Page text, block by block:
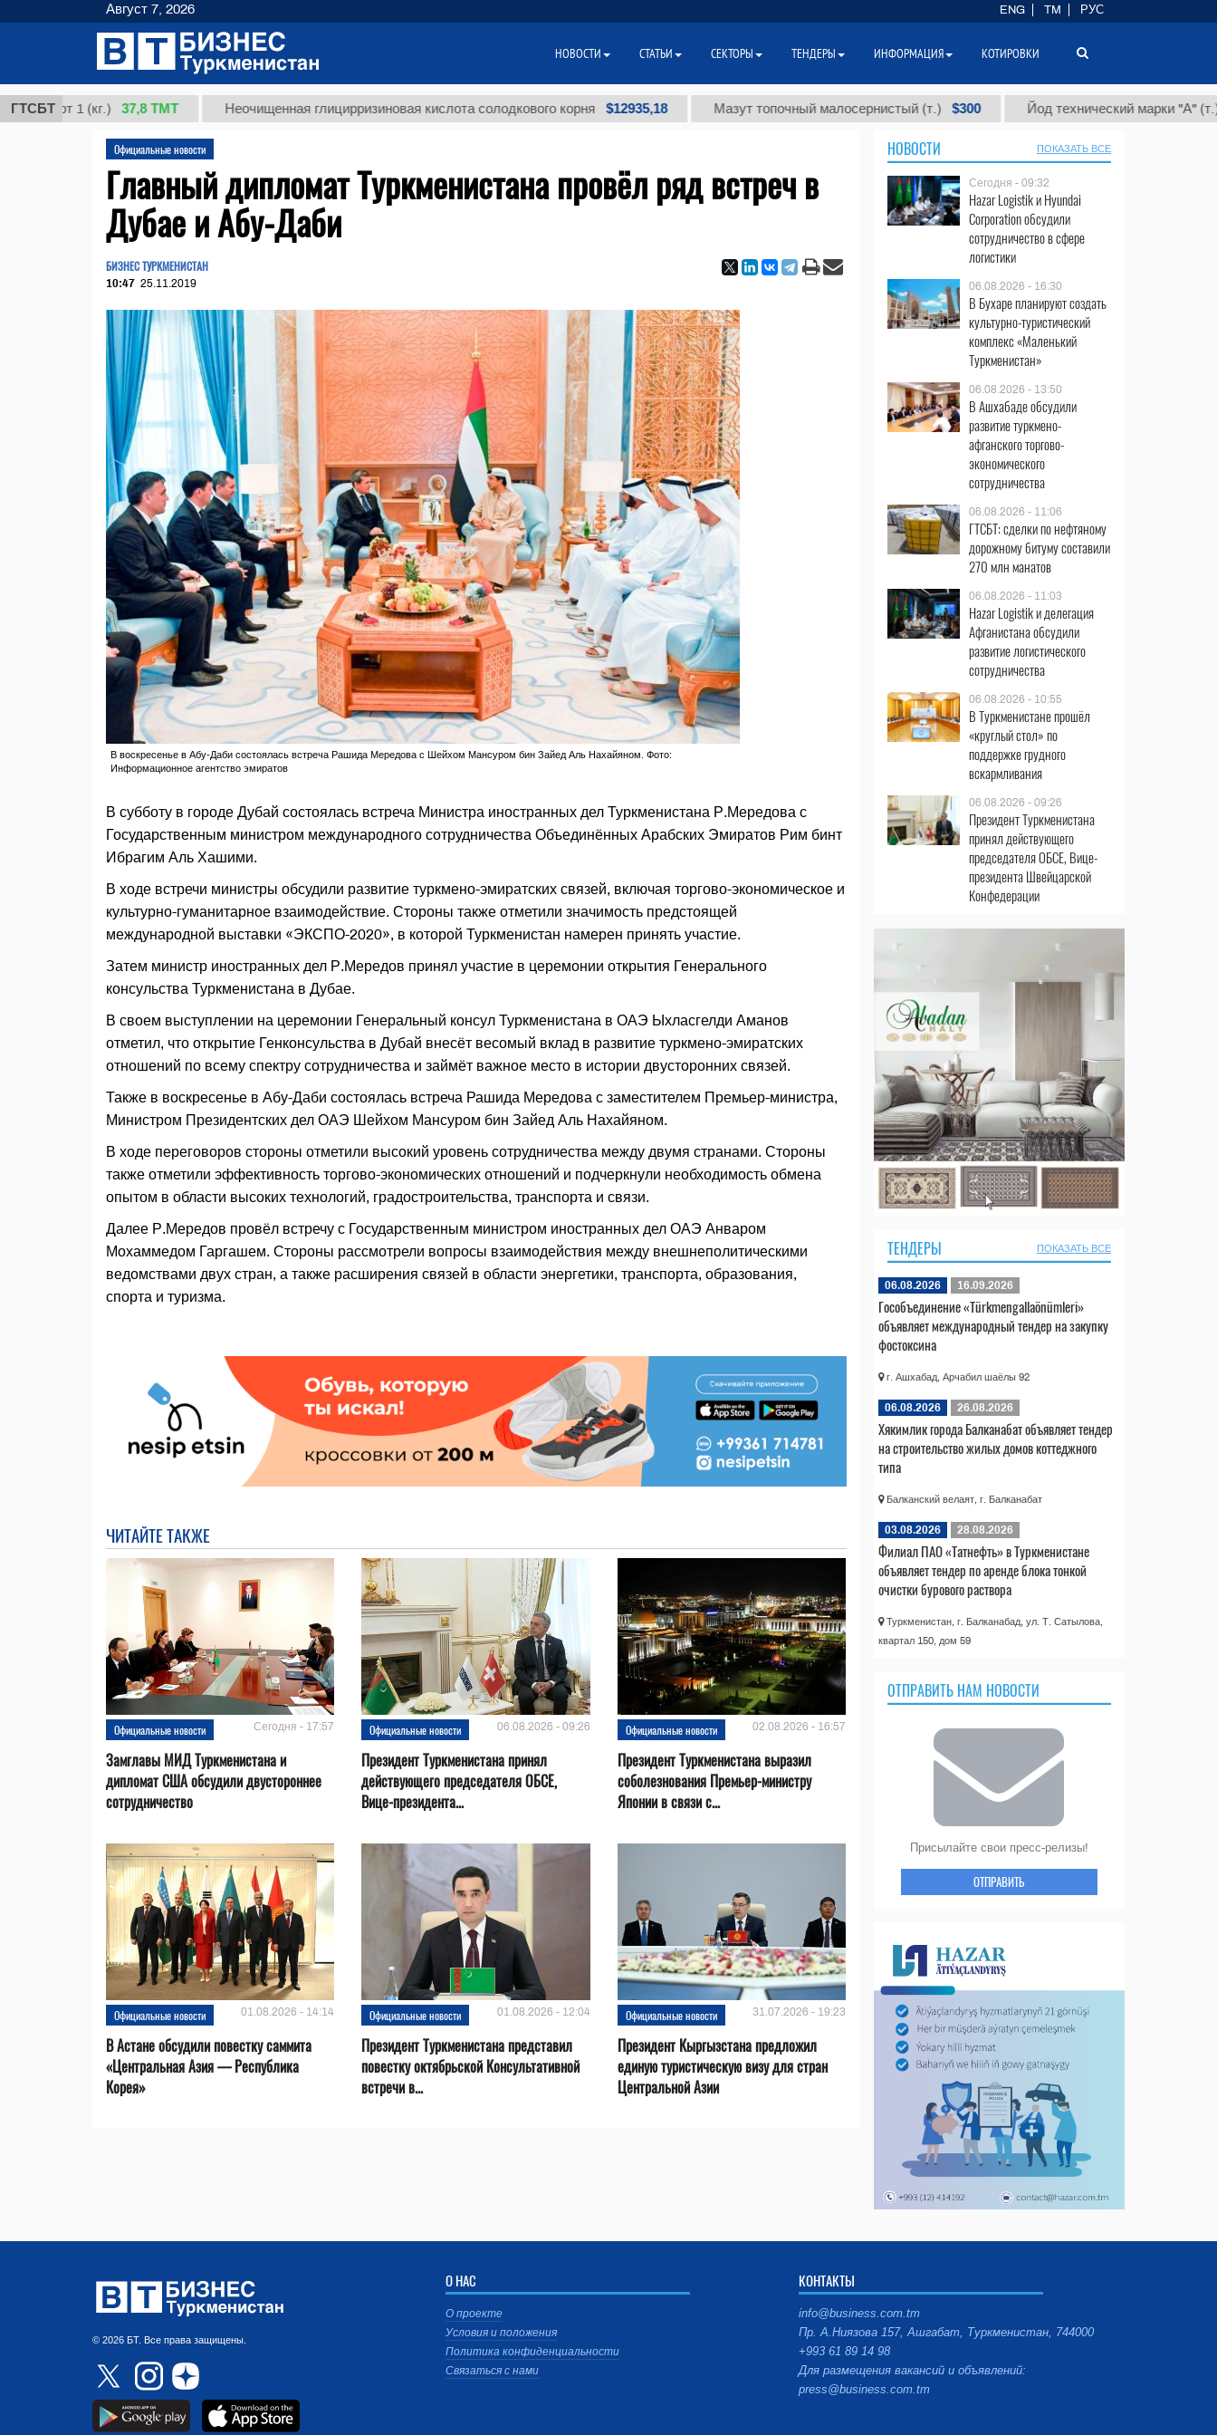
ГТСБТ
1 (кг.) 37,8 ТМТ Неочищенная глицирризиновая кислота солодкового корня $12935,18 Мазут топочный малосернистый (т.) $300 Йод технический марки "А" (т.) $86
Официальные новости
Главный дипломат Туркменистана провёл ряд встреч в
Дубае и Абу-Даби
БИЗНЕС ТУРКМЕНИСТАН
10:47 25.11.2019
В воскресенье в Абу-Даби состоялась встреча Рашида Мередова с Шейхом Мансуром бин Зайед Аль Нахайяном. Фото:
Информационное агентство эмиратов
В субботу в городе Дубай состоялась встреча Министра иностранных дел Туркменистана Р.Мередова с
Государственным министром международного сотрудничества Объединённых Арабских Эмиратов Рим бинт
Ибрагим Аль Хашими.
В ходе встречи министры обсудили развитие туркмено-эмиратских связей, включая торгово-экономическое и
культурно-гуманитарное взаимодействие. Стороны также отметили значимость предстоящей
международной выставки «ЭКСПО-2020», в которой Туркменистан намерен принять участие.
Затем министр иностранных дел Р.Мередов принял участие в церемонии открытия Генерального
консульства Туркменистана в Дубае.
В своем выступлении на церемонии Генеральный консул Туркменистана в ОАЭ Ыхласгелди Аманов
отметил, что открытие Генконсульства в Дубай внесёт весомый вклад в развитие туркмено-эмиратских
отношений по всему спектру сотрудничества и займёт важное место в истории двусторонних связей.
Также в воскресенье в Абу-Даби состоялась встреча Рашида Мередова с заместителем Премьер-министра,
Министром Президентских дел ОАЭ Шейхом Мансуром бин Зайед Аль Нахайяном.
В ходе переговоров стороны отметили высокий уровень сотрудничества между двумя странами. Стороны
также отметили эффективность торгово-экономических отношений и подчеркнули необходимость обмена
опытом в области высоких технологий, градостроительства, транспорта и связи.
Далее Р.Мередов провёл встречу с Государственным министром иностранных дел ОАЭ Анваром
Мохаммедом Гаргашем. Стороны рассмотрели вопросы взаимодействия между внешнеполитическими
ведомствами двух стран, а также расширения связей в области энергетики, транспорта, образования,
спорта и туризма.
ЧИТАЙТЕ ТАКЖЕ
Официальные новости Сегодня - 17:57
Замглавы МИД Туркменистана и
дипломат США обсудили двустороннее
сотрудничество
Официальные новости 06.08.2026 - 09:26
Президент Туркменистана принял
действующего председателя ОБСЕ,
Вице-президента...
Официальные новости 02.08.2026 - 16:57
Президент Туркменистана выразил
соболезнования Премьер-министру
Японии в связи с...
Официальные новости 01.08.2026 - 14:14
В Астане обсудили повестку саммита
«Центральная Азия — Республика
Корея»
Официальные новости 01.08.2026 - 12:04
Президент Туркменистана представил
повестку октябрьской Консультативной
встречи в...
Официальные новости 31.07.2026 - 19:23
Президент Кыргызстана предложил
единую туристическую визу для стран
Центральной Азии
НОВОСТИ ПОКАЗАТЬ ВСЕ
Сегодня - 09:32
Hazar Logistik и Hyundai
Corporation обсудили
сотрудничество в сфере
логистики
06.08.2026 - 16:30
В Бухаре планируют создать
культурно-туристический
комплекс «Маленький
Туркменистан»
06.08.2026 - 13:50
В Ашхабаде обсудили
развитие туркмено-
афганского торгово-
экономического
сотрудничества
06.08.2026 - 11:06
ГТСБТ: сделки по нефтяному
дорожному битуму составили
270 млн манатов
06.08.2026 - 11:03
Hazar Logistik и делегация
Афганистана обсудили
развитие логистического
сотрудничества
06.08.2026 - 10:55
В Туркменистане прошёл
«круглый стол» по
поддержке грудного
вскармливания
06.08.2026 - 09:26
Президент Туркменистана
принял действующего
председателя ОБСЕ, Вице-
президента Швейцарской
Конфедерации
ТЕНДЕРЫ ПОКАЗАТЬ ВСЕ
06.08.2026 16.09.2026
Гособъединение «Türkmengallaönümleri»
объявляет международный тендер на закупку
фостоксина
г. Ашхабад, Арчабил шаёлы 92
06.08.2026 26.08.2026
Хякимлик города Балканабат объявляет тендер
на строительство жилых домов коттеджного
типа
Балканский велаят, г. Балканабат
03.08.2026 28.08.2026
Филиал ПАО «Татнефть» в Туркменистане
объявляет тендер по аренде блока тонкой
очистки бурового раствора
Туркменистан, г. Балканабад, ул. Т. Сатылова,
квартал 150, дом 59
ОТПРАВИТЬ НАМ НОВОСТИ
Присылайте свои пресс-релизы!
ОТПРАВИТЬ
© 2026 БТ. Все права защищены.
О НАС
О проекте
Условия и положения
Политика конфиденциальности
Связаться с нами
КОНТАКТЫ
info@business.com.tm
Пр. А.Ниязова 157, Ашгабат, Туркменистан, 744000
+993 61 89 14 98
Для размещения вакансий и объявлений:
press@business.com.tm
Август 7, 2026 ENG TM РУС
НОВОСТИ СТАТЬИ СЕКТОРЫ ТЕНДЕРЫ ИНФОРМАЦИЯ КОТИРОВКИ